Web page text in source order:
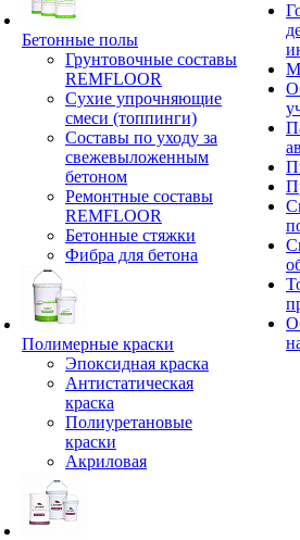
Бетонные полы
Грунтовочные составы
REMFLOOR
Сухие упрочняющие
смеси (топпинги)
Составы по уходу за
свежевыложенным
бетоном
Ремонтные составы
REMFLOOR
Бетонные стяжки
Фибра для бетона
Полимерные краски
Эпоксидная краска
Антистатическая
краска
Полиуретановые
краски
Акриловая